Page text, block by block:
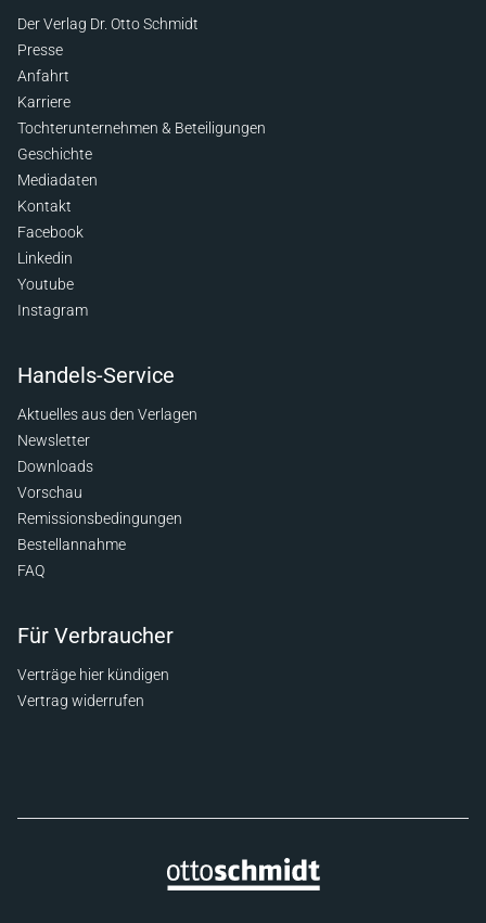
Der Verlag Dr. Otto Schmidt
Presse
Anfahrt
Karriere
Tochterunternehmen & Beteiligungen
Geschichte
Mediadaten
Kontakt
Facebook
Linkedin
Youtube
Instagram
Handels-Service
Aktuelles aus den Verlagen
Newsletter
Downloads
Vorschau
Remissionsbedingungen
Bestellannahme
FAQ
Für Verbraucher
Verträge hier kündigen
Vertrag widerrufen